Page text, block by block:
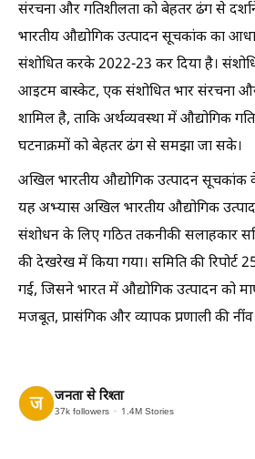
संरचना और गतिशीलता को बेहतर ढंग से
भारतीय औद्योगिक उत्पादन सूचकांक का
संशोधित करके 2022-23 कर दिया है।
आइटम बास्केट, एक संशोधित भार संरचना
शामिल है, ताकि अर्थव्यवस्था में औद्योगिक
घटनाक्रमों को बेहतर ढंग से समझा जा सके।
अखिल भारतीय औद्योगिक उत्पादन सूचकांक
यह अभ्यास अखिल भारतीय औद्योगिक
संशोधन के लिए गठित तकनीकी सलाहकार
की देखरेख में किया गया। समिति की रिपोर्ट
गई, जिसने भारत में औद्योगिक उत्पादन को
मजबूत, प्रासंगिक और व्यापक प्रणाली की नींव
जनता से रिश्ता
37k followers 1.4M Stories